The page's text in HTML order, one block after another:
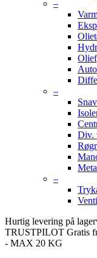
–
–
Div.
–
Hurtig levering på
TRUSTPILOT Gratis
- MAX 20 KG